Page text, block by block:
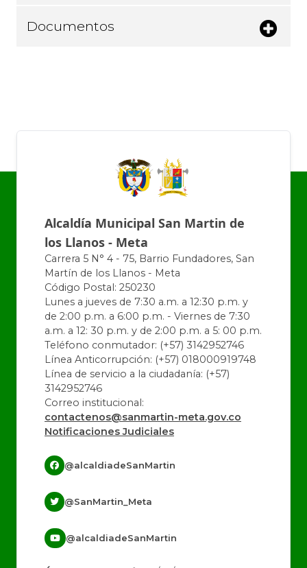
Documentos
Alcaldía Municipal San Martin de
los Llanos - Meta
Carrera 5 N° 4 - 75, Barrio Fundadores, San
Martín de los Llanos - Meta
Código Postal: 250230
Lunes a jueves de 7:30 a.m. a 12:30 p.m. y
de 2:00 p.m. a 6:00 p.m. - Viernes de 7:30
a.m. a 12: 30 p.m. y de 2:00 p.m. a 5: 00 p.m.
Teléfono conmutador: (+57) 3142952746
Línea Anticorrupción: (+57) 018000919748
Línea de servicio a la ciudadanía: (+57)
3142952746
Correo institucional:
contactenos@sanmartin-meta.gov.co
Notificaciones Judiciales
@alcaldiadeSanMartin
@SanMartin_Meta
@alcaldiadeSanMartin